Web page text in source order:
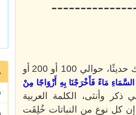
سابقًا لم نكن نعرف أن هناك ذكر وأنثى في النباتات، لقد عرفنا ذلك حديثًا، حوالي 100 أو 200 أو
مَاءً فَأَخْرَجْنَا بِهِ أَزْوَاجًا مِنْ
ذكر وأنثى، الكلمة العربية
إن كل نوع من النباتات خُلِقَت